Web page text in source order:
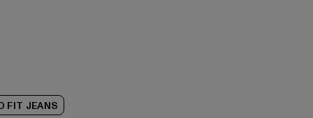
FIT JEANS